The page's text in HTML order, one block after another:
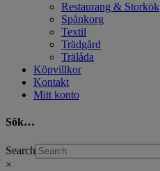
Restaurang & Storkök
Spånkorg
Textil
Trädgård
Trälåda
Köpvillkor
Kontakt
Mitt konto
Sök…
Search
×